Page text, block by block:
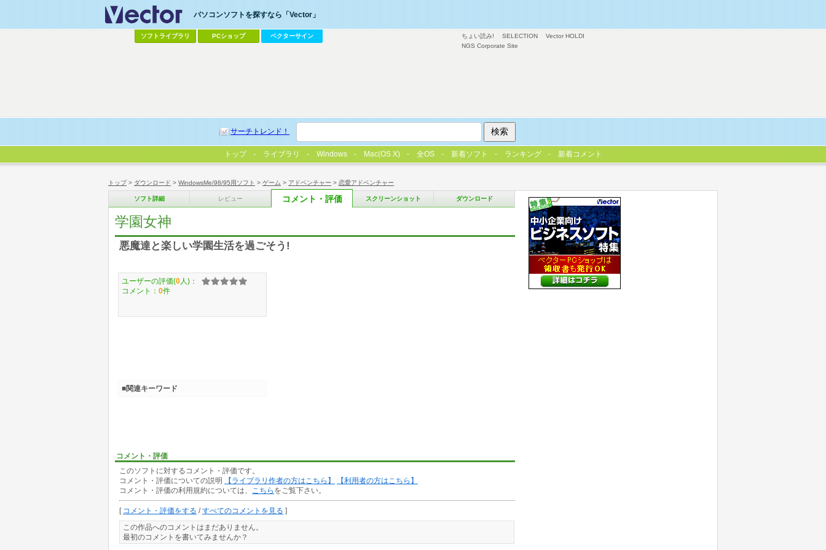
トップ> ダウンロード > WindowsMe/98/95用ソフト > ゲーム > アドベンチャー > 恋愛アドベンチャー
ソフト詳細 レビュー コメント・評価 スクリーンショット ダウンロード
学園女神
悪魔達と楽しい学園生活を過ごそう!
コメント・評価
このソフトに対するコメント・評価です。
コメント・評価についての説明
【ライブラリ作者の方はこちら】
【利用者の方はこちら】
コメント・評価の利用規約については、
こちら をご覧下さい。
[ コメント・評価をする /すべてのコメントを見る ]
この作品へのコメントはまだありません。
最初のコメントを書いてみませんか？
ユーザーの評価(0 人)：
コメント： 0件
■関連キーワード
ちょい読み! SELECTION
Vector HOLDI
NGS Corporate Site
パソコンソフトを探すなら「Vector」
ソフトライブラリ PCショップ ベクターサイン
サーチトレンド！
トップ ライブラリ Windows Mac(OS X) 全OS 新着ソフト ランキング 新着コメント